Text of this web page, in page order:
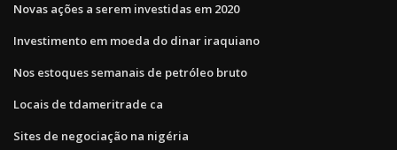
Novas ações a serem investidas em 2020
Investimento em moeda do dinar iraquiano
Nos estoques semanais de petróleo bruto
Locais de tdameritrade ca
Sites de negociação na nigéria